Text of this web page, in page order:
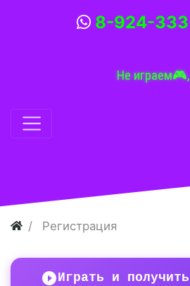
8-924-
Регистрация
Играть и